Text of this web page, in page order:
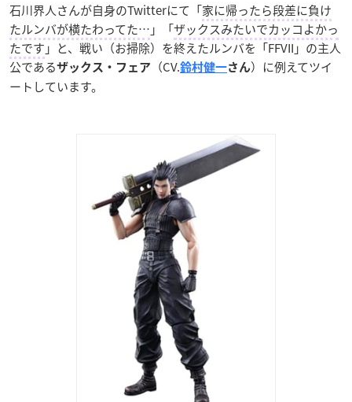
石川界人さんが自身のTwitterにて「家に帰ったら段差に負け
たルンバが横たわってた… 」「ザックスみたいでカッコよかっ
たです 」と、戦い（お掃除）を終えたルンバを「FFVII」の主人
公であるザックス・フェア （CV.鈴村健一さん）に例えてツイ
ートしています。